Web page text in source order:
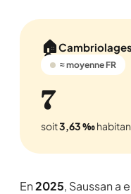
🏠
≈ moyenne FR
7
soit3,63 ‰
En2025, Saussan a